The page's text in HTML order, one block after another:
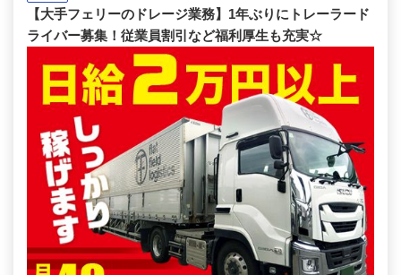
【大手フェリーのドレージ業務】1年ぶりにトレーラード
ライバー募集！従業員割引など福利厚生も充実☆